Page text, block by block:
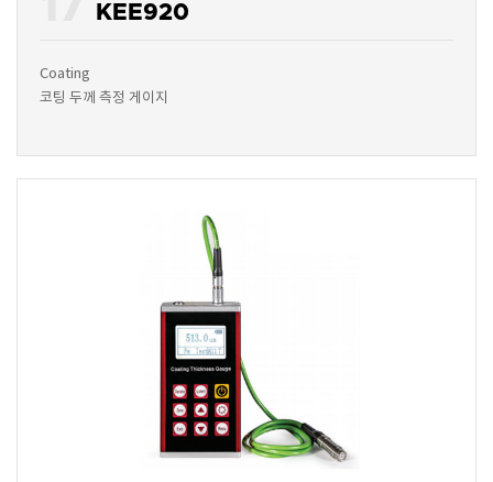
KEE920
Coating
코팅 두께 측정 게이지